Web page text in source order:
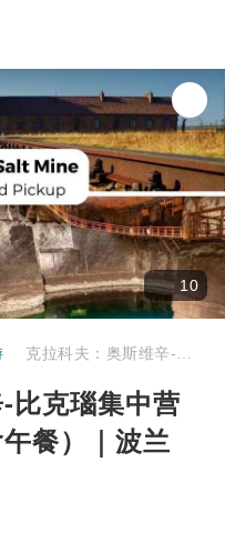
10
比克瑙集中营
餐）｜波兰